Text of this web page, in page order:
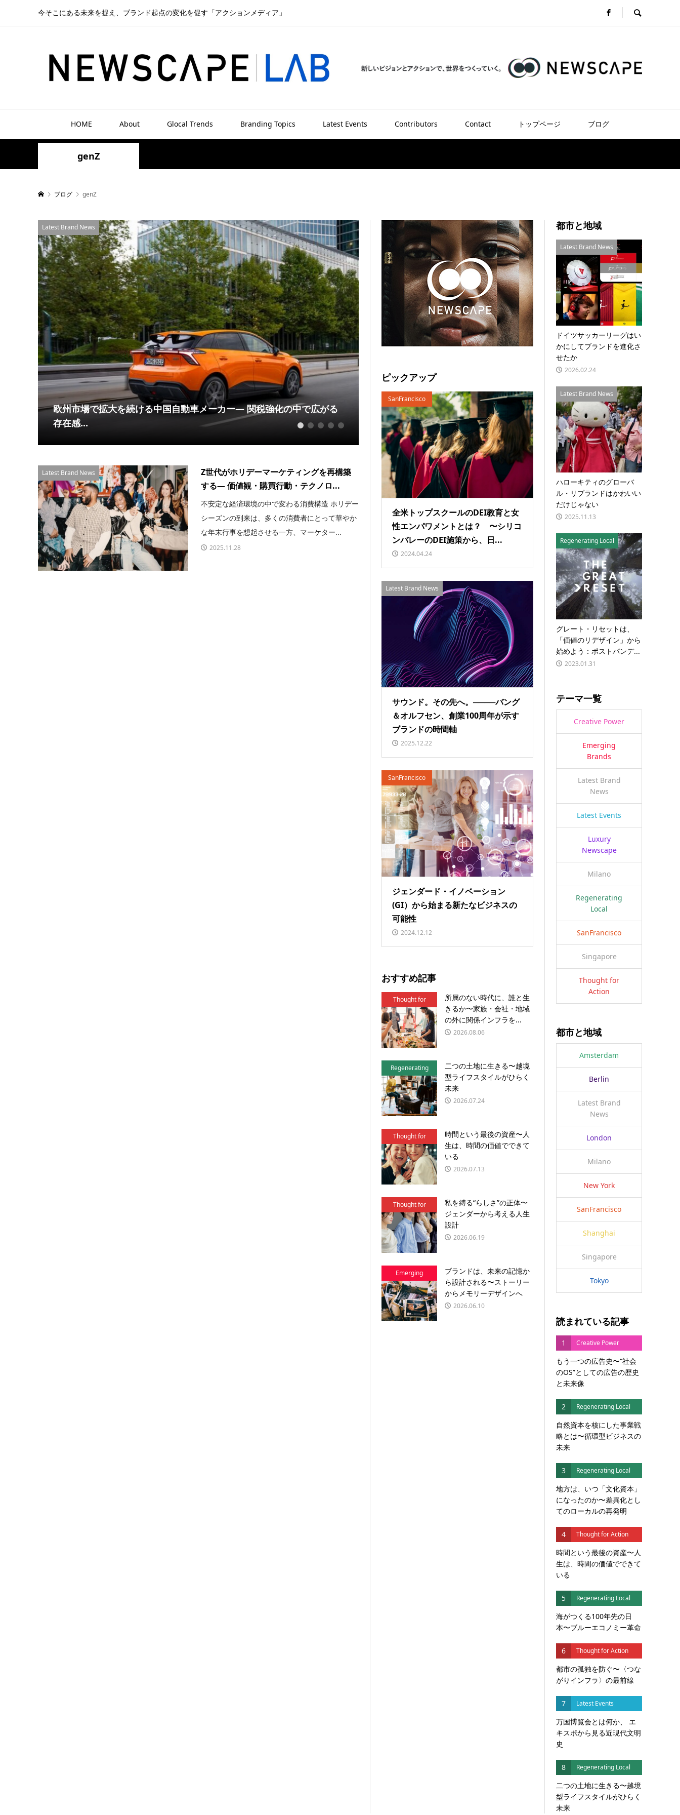
今そこにある未来を捉え、ブランド起点の変化を促す「アクションメディア」
HOME About Glocal Trends Branding Topics Latest Events Contributors Contact トップページ ブログ
genZ
ブログ genZ
Latest Brand News
欧州市場で拡大を続ける中国自動車メーカー― 関税強化の中で広がる
存在感...
Latest Brand News
「ドン・キホーテ」運営PPIH、オリンピックを買収へ 首都圏店舗の
再編と...
1 2 3 4 5
Latest Brand News
Z世代がホリデーマーケティングを再構築
する― 価値観・購買行動・テクノロ...
不安定な経済環境の中で変わる消費構造 ホリデー
シーズンの到来は、多くの消費者にとって華やか
な年末行事を想起させる一方、マーケター...
2025.11.28
都市と地域
Latest Brand News
ドイツサッカーリーグはい
かにしてブランドを進化さ
せたか
2026.02.24
Latest Brand News
ハローキティのグローバ
ル・リブランドはかわいい
だけじゃない
2025.11.13
Regenerating Local
グレート・リセットは、
「価値のリデザイン」から
始めよう：ポストパンデ...
2023.01.31
テーマ一覧
Creative Power
Emerging
Brands
Latest Brand
News
Latest Events
Luxury
Newscape
Milano
Regenerating
Local
SanFrancisco
Singapore
Thought for
Action
都市と地域
Amsterdam
Berlin
Latest Brand
News
London
Milano
New York
SanFrancisco
Shanghai
Singapore
Tokyo
読まれている記事
1 Creative Power
もう一つの広告史〜“社会
のOS”としての広告の歴史
と未来像
2 Regenerating Local
自然資本を核にした事業戦
略とは〜循環型ビジネスの
未来
3 Regenerating Local
地方は、いつ「文化資本」
になったのか〜差異化とし
てのローカルの再発明
4 Thought for Action
時間という最後の資産〜人
生は、時間の価値でできて
いる
5 Regenerating Local
海がつくる100年先の日
本〜ブルーエコノミー革命
6 Thought for Action
都市の孤独を防ぐ〜〈つな
がりインフラ〉の最前線
7 Latest Events
万国博覧会とは何か、 エ
キスポから見る近現代文明
史
8 Regenerating Local
二つの土地に生きる〜越境
型ライフスタイルがひらく
未来
ピックアップ
SanFrancisco
全米トップスクールのDEI教育と女
性エンパワメントとは？ 〜シリコ
ンバレーのDEI施策から、日...
2024.04.24
Latest Brand News
サウンド。その先へ。────バング
＆オルフセン、創業100周年が示す
ブランドの時間軸
2025.12.22
SanFrancisco
ジェンダード・イノベーション
(GI）から始まる新たなビジネスの
可能性
2024.12.12
おすすめ記事
Thought for
Action
所属のない時代に、誰と生
きるか〜家族・会社・地域
の外に関係インフラを...
2026.08.06
Regenerating
Local
二つの土地に生きる〜越境
型ライフスタイルがひらく
未来
2026.07.24
Thought for
Action
時間という最後の資産〜人
生は、時間の価値でできて
いる
2026.07.13
Thought for
Action
私を縛る“らしさ”の正体〜
ジェンダーから考える人生
設計
2026.06.19
Emerging
Brands
ブランドは、未来の記憶か
ら設計される〜ストーリー
からメモリーデザインへ
2026.06.10